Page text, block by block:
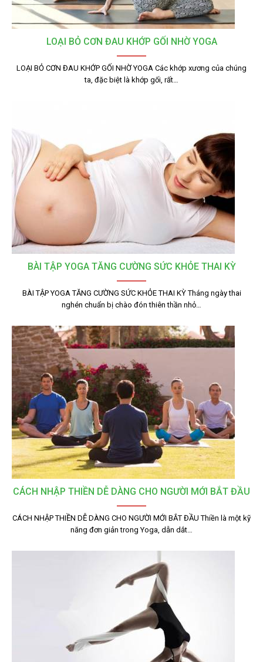
LOẠI BỎ CƠN ĐAU KHỚP GỐI NHỜ YOGA
LOẠI BỎ CƠN ĐAU KHỚP GỐI NHỜ YOGA Các khớp xương của chúng
ta, đặc biệt là khớp gối, rất…
BÀI TẬP YOGA TĂNG CƯỜNG SỨC KHỎE THAI KỲ
BÀI TẬP YOGA TĂNG CƯỜNG SỨC KHỎE THAI KỲ Tháng ngày thai
nghén chuẩn bị chào đón thiên thần nhỏ…
CÁCH NHẬP THIỀN DỄ DÀNG CHO NGƯỜI MỚI BẮT ĐẦU
CÁCH NHẬP THIỀN DỄ DÀNG CHO NGƯỜI MỚI BẮT ĐẦU Thiền là một kỹ
năng đơn giản trong Yoga, dẫn dắt…